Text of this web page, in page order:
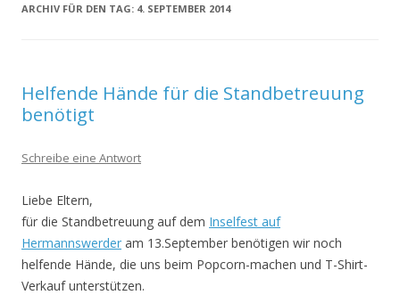
ARCHIV FÜR DEN TAG: 4. SEPTEMBER 2014
Helfende Hände für die Standbetreuung
benötigt
Schreibe eine Antwort
Liebe Eltern,
für die Standbetreuung auf dem Inselfest auf
Hermannswerder am 13.September benötigen wir noch
helfende Hände, die uns beim Popcorn-machen und T-Shirt-
Verkauf unterstützen.